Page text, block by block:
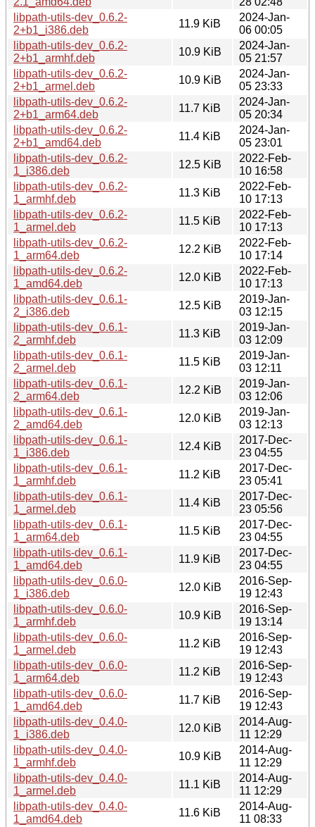
libpath-utils-dev_0.6.2-
2+b1_i386.deb
11.9 KiB
2024-Jan-
06 00:05
libpath-utils-dev_0.6.2-
2+b1_armhf.deb
10.9 KiB
2024-Jan-
05 21:57
libpath-utils-dev_0.6.2-
2+b1_armel.deb
10.9 KiB
2024-Jan-
05 23:33
libpath-utils-dev_0.6.2-
2+b1_arm64.deb
11.7 KiB
2024-Jan-
05 20:34
libpath-utils-dev_0.6.2-
2+b1_amd64.deb
11.4 KiB
2024-Jan-
05 23:01
libpath-utils-dev_0.6.2-
1_i386.deb
12.5 KiB
2022-Feb-
10 16:58
libpath-utils-dev_0.6.2-
1_armhf.deb
11.3 KiB
2022-Feb-
10 17:13
libpath-utils-dev_0.6.2-
1_armel.deb
11.5 KiB
2022-Feb-
10 17:13
libpath-utils-dev_0.6.2-
1_arm64.deb
12.2 KiB
2022-Feb-
10 17:14
libpath-utils-dev_0.6.2-
1_amd64.deb
12.0 KiB
2022-Feb-
10 17:13
libpath-utils-dev_0.6.1-
2_i386.deb
12.5 KiB
2019-Jan-
03 12:15
libpath-utils-dev_0.6.1-
2_armhf.deb
11.3 KiB
2019-Jan-
03 12:09
libpath-utils-dev_0.6.1-
2_armel.deb
11.5 KiB
2019-Jan-
03 12:11
libpath-utils-dev_0.6.1-
2_arm64.deb
12.2 KiB
2019-Jan-
03 12:06
libpath-utils-dev_0.6.1-
2_amd64.deb
12.0 KiB
2019-Jan-
03 12:13
libpath-utils-dev_0.6.1-
1_i386.deb
12.4 KiB
2017-Dec-
23 04:55
libpath-utils-dev_0.6.1-
1_armhf.deb
11.2 KiB
2017-Dec-
23 05:41
libpath-utils-dev_0.6.1-
1_armel.deb
11.4 KiB
2017-Dec-
23 05:56
libpath-utils-dev_0.6.1-
1_arm64.deb
11.5 KiB
2017-Dec-
23 04:55
libpath-utils-dev_0.6.1-
1_amd64.deb
11.9 KiB
2017-Dec-
23 04:55
libpath-utils-dev_0.6.0-
1_i386.deb
12.0 KiB
2016-Sep-
19 12:43
libpath-utils-dev_0.6.0-
1_armhf.deb
10.9 KiB
2016-Sep-
19 13:14
libpath-utils-dev_0.6.0-
1_armel.deb
11.2 KiB
2016-Sep-
19 12:43
libpath-utils-dev_0.6.0-
1_arm64.deb
11.2 KiB
2016-Sep-
19 12:43
libpath-utils-dev_0.6.0-
1_amd64.deb
11.7 KiB
2016-Sep-
19 12:43
libpath-utils-dev_0.4.0-
1_i386.deb
12.0 KiB
2014-Aug-
11 12:29
libpath-utils-dev_0.4.0-
1_armhf.deb
10.9 KiB
2014-Aug-
11 12:29
libpath-utils-dev_0.4.0-
1_armel.deb
11.1 KiB
2014-Aug-
11 12:29
libpath-utils-dev_0.4.0-
1_amd64.deb
11.6 KiB
2014-Aug-
11 08:33